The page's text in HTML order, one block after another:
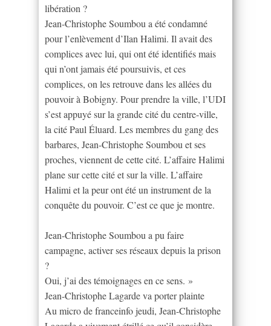
libération ?
Jean-Christophe Soumbou a été condamné
pour l’enlèvement d’Ilan Halimi. Il avait des
complices avec lui, qui ont été identifiés mais
qui n’ont jamais été poursuivis, et ces
complices, on les retrouve dans les allées du
pouvoir à Bobigny. Pour prendre la ville, l’UDI
s’est appuyé sur la grande cité du centre-ville,
la cité Paul Éluard. Les membres du gang des
barbares, Jean-Christophe Soumbou et ses
proches, viennent de cette cité. L’affaire Halimi
plane sur cette cité et sur la ville. L’affaire
Halimi et la peur ont été un instrument de la
conquête du pouvoir. C’est ce que je montre.
Jean-Christophe Soumbou a pu faire
campagne, activer ses réseaux depuis la prison
?
Oui, j’ai des témoignages en ce sens. »
Jean-Christophe Lagarde va porter plainte
Au micro de franceinfo jeudi, Jean-Christophe